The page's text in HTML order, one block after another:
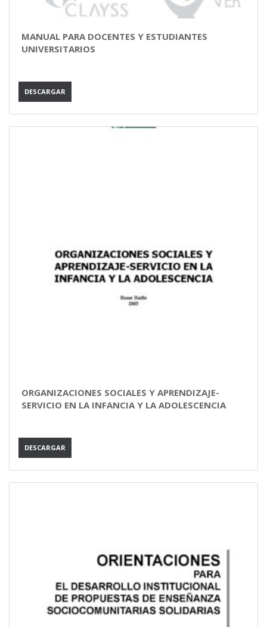
MANUAL PARA DOCENTES Y ESTUDIANTES
UNIVERSITARIOS
DESCARGAR
ORGANIZACIONES SOCIALES Y APRENDIZAJE-
SERVICIO EN LA INFANCIA Y LA ADOLESCENCIA
DESCARGAR